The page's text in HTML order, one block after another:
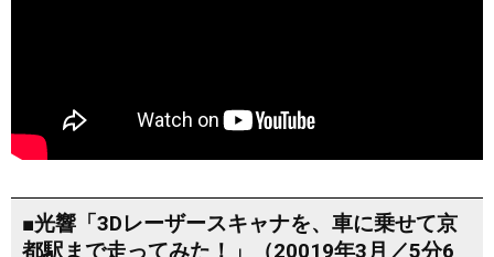
■光響「3Dレーザースキャナを、車に乗せて京
都駅まで走ってみた！」（20019年3月／5分6